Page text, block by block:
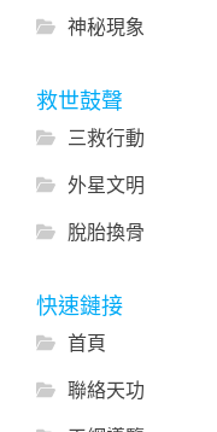
神秘現象
救世鼓聲
三救行動
外星文明
脫胎換骨
快速鏈接
首頁
聯絡天功